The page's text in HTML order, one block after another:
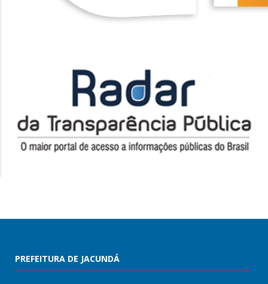
PREFEITURA DE JACUNDÁ